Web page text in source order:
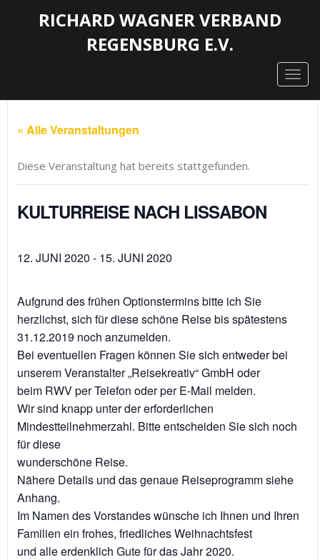
RICHARD WAGNER VERBAND
REGENSBURG E.V.
« Alle Veranstaltungen
Diese Veranstaltung hat bereits stattgefunden.
KULTURREISE NACH LISSABON
12. JUNI 2020 - 15. JUNI 2020
Aufgrund des frühen Optionstermins bitte ich Sie
herzlichst, sich für diese schöne Reise bis spätestens
31.12.2019 noch anzumelden.
Bei eventuellen Fragen können Sie sich entweder bei
unserem Veranstalter „Reisekreativ“ GmbH oder
beim RWV per Telefon oder per E-Mail melden.
Wir sind knapp unter der erforderlichen
Mindestteilnehmerzahl. Bitte entscheiden Sie sich noch
für diese
wunderschöne Reise.
Nähere Details und das genaue Reiseprogramm siehe
Anhang.
Im Namen des Vorstandes wünsche ich Ihnen und Ihren
Familien ein frohes, friedliches Weihnachtsfest
und alle erdenklich Gute für das Jahr 2020.